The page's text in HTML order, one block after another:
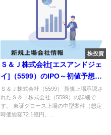
株投資
Ｓ＆Ｊ株式会社[エスアンドジェ
イ]（5599）のIPO～初値予想と
新規上場情報～
Ｓ＆Ｊ株式会社（5599） 新規上場承認さ
れたＳ＆Ｊ株式会社（5599）の詳細で
す。 東証グロース上場の中型案件（想定
時価総額72.1億円、...